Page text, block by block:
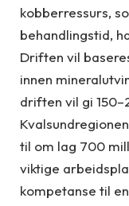
kobberressurs,
behandlingstid,
Driften vil
innen
driften vil gi
til om lag 700
viktige
kompetanse til